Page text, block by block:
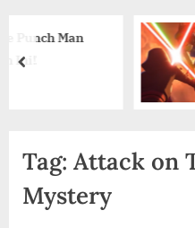
U
N
Star
di
prev
Tag: Attack on
Mystery